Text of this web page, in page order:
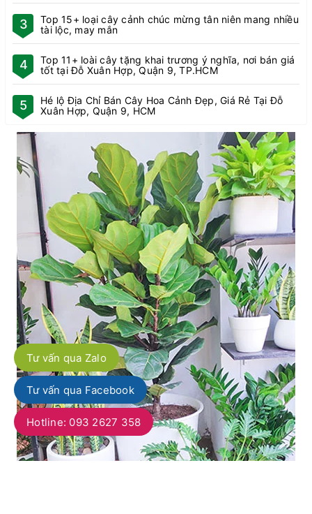
3
Top 15+ loại cây cảnh chúc mừng tân niên mang nhiều
tài lộc, may mắn
4
Top 11+ loài cây tặng khai trương ý nghĩa, nơi bán giá
tốt tại Đỗ Xuân Hợp, Quận 9, TP.HCM
5
Hé lộ Địa Chỉ Bán Cây Hoa Cảnh Đẹp, Giá Rẻ Tại Đỗ
Xuân Hợp, Quận 9, HCM
Tư vấn qua Zalo
Tư vấn qua Facebook
Hotline: 093 2627 358